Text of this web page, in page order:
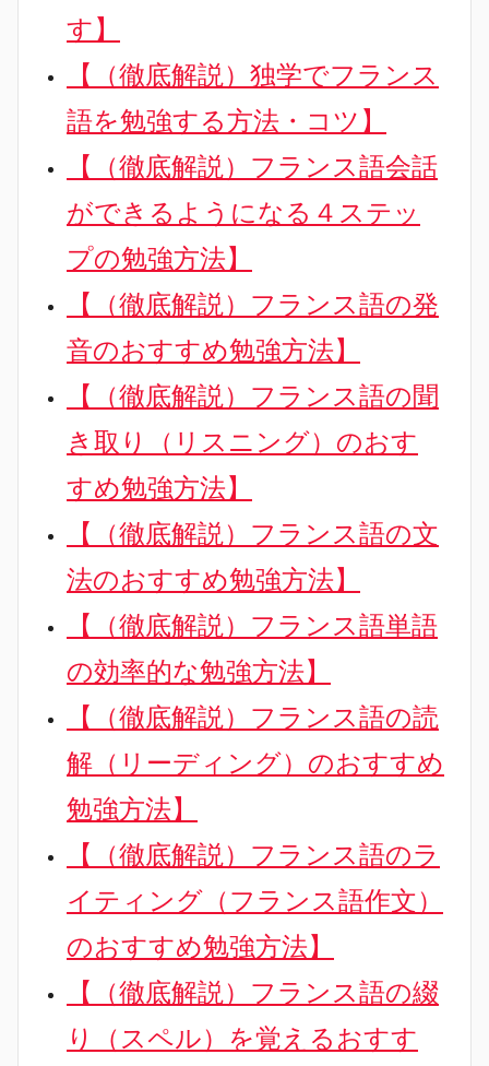
す】
【（徹底解説）独学でフランス
語を勉強する方法・コツ】
【（徹底解説）フランス語会話
ができるようになる４ステッ
プの勉強方法】
【（徹底解説）フランス語の発
音のおすすめ勉強方法】
【（徹底解説）フランス語の聞
き取り（リスニング）のおす
すめ勉強方法】
【（徹底解説）フランス語の文
法のおすすめ勉強方法】
【（徹底解説）フランス語単語
の効率的な勉強方法】
【（徹底解説）フランス語の読
解（リーディング）のおすすめ
勉強方法】
【（徹底解説）フランス語のラ
イティング（フランス語作文）
のおすすめ勉強方法】
【（徹底解説）フランス語の綴
り（スペル）を覚えるおすす